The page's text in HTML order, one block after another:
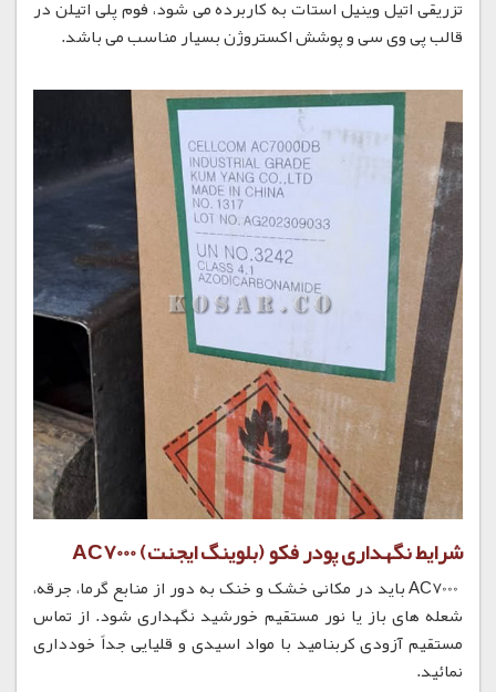
تزریقی اتیل وینیل استات به کاربرده می شود، فوم پلی اتیلن در
قالب پی وی سی و پوشش اکستروژن بسیار مناسب می باشد.
شرایط نگهداری پودر فکو (بلوینگ ایجنت) AC7000
AC7000 باید در مکانی خشک و خنک به دور از منابع گرما، جرقه،
شعله های باز یا نور مستقیم خورشید نگهداری شود. از تماس
مستقیم آزودی کربنامید با مواد اسیدی و قلیایی جداً خودداری
نمائید.